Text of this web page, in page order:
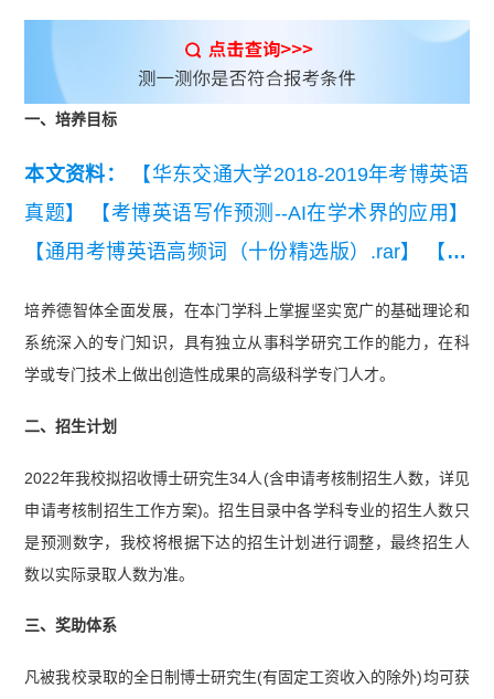
一、培养目标
本文资料：
【华东交通大学2018-2019年考博英语
真题】
【考博英语写作预测--AI在学术界的应用】
【通用考博英语高频词（十份精选版）.rar】
【20
培养德智体全面发展，在本门学科上掌握坚实宽广的基础理论和
系统深入的专门知识，具有独立从事科学研究工作的能力，在科
学或专门技术上做出创造性成果的高级科学专门人才。
二、招生计划
2022年我校拟招收博士研究生34人(含申请考核制招生人数，详见
申请考核制招生工作方案)。招生目录中各学科专业的招生人数只
是预测数字，我校将根据下达的招生计划进行调整，最终招生人
数以实际录取人数为准。
三、奖助体系
凡被我校录取的全日制博士研究生(有固定工资收入的除外)均可获